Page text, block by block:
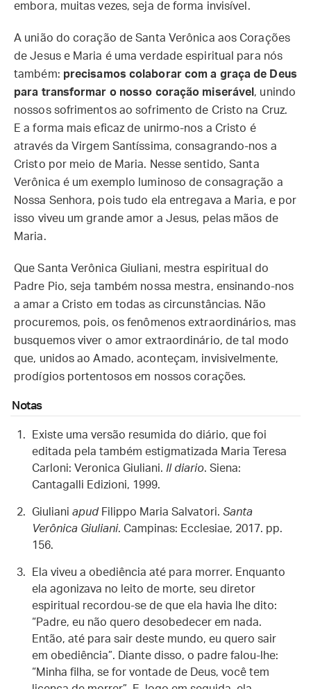
embora, muitas vezes, seja de forma invisível.
A união do coração de Santa Verônica aos Corações
de Jesus e Maria é uma verdade espiritual para nós
também: precisamos colaborar com a graça de Deus
para transformar o nosso coração miserável , unindo
nossos sofrimentos ao sofrimento de Cristo na Cruz.
E a forma mais eficaz de unirmo-nos a Cristo é
através da Virgem Santíssima, consagrando-nos a
Cristo por meio de Maria. Nesse sentido, Santa
Verônica é um exemplo luminoso de consagração a
Nossa Senhora, pois tudo ela entregava a Maria, e por
isso viveu um grande amor a Jesus, pelas mãos de
Maria.
Que Santa Verônica Giuliani, mestra espiritual do
Padre Pio, seja também nossa mestra, ensinando-nos
a amar a Cristo em todas as circunstâncias. Não
procuremos, pois, os fenômenos extraordinários, mas
busquemos viver o amor extraordinário, de tal modo
que, unidos ao Amado, aconteçam, invisivelmente,
prodígios portentosos em nossos corações.
Notas
Existe uma versão resumida do diário, que foi
editada pela também estigmatizada Maria Teresa
Carloni: Veronica Giuliani. Il diario. Siena:
Cantagalli Edizioni, 1999.
Giuliani apud Filippo Maria Salvatori. Santa
Verônica Giuliani. Campinas: Ecclesiae, 2017. pp.
156.
Ela viveu a obediência até para morrer. Enquanto
ela agonizava no leito de morte, seu diretor
espiritual recordou-se de que ela havia lhe dito:
“Padre, eu não quero desobedecer em nada.
Então, até para sair deste mundo, eu quero sair
em obediência”. Diante disso, o padre falou-lhe:
“Minha filha, se for vontade de Deus, você tem